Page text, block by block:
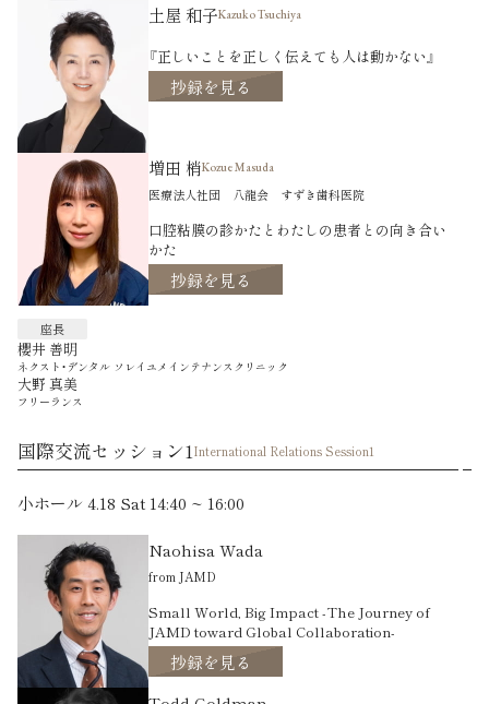
土屋 和子Kazuko Tsuchiya
『正しいことを正しく伝えても人は動かない』
抄録を見る
増田 梢Kozue Masuda
医療法人社団 八龍会 すずき歯科医院
口腔粘膜の診かたとわたしの患者との向き合い
かた
抄録を見る
座長
櫻井 善明
ネクスト・デンタル ソレイユメインテナンスクリニック
大野 真美
フリーランス
国際交流セッション1International Relations Session1
小ホール 4.18 Sat 14:40 ~ 16:00
Naohisa Wada
from JAMD
Small World, Big Impact -The Journey of
JAMD toward Global Collaboration-
抄録を見る